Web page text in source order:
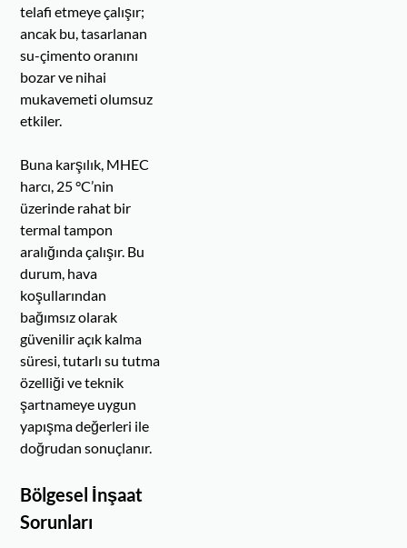
telafi etmeye çalışır;
ancak bu, tasarlanan
su-çimento oranını
bozar ve nihai
mukavemeti olumsuz
etkiler.
Buna karşılık, MHEC
harcı, 25 °C’nin
üzerinde rahat bir
termal tampon
aralığında çalışır. Bu
durum, hava
koşullarından
bağımsız olarak
güvenilir açık kalma
süresi, tutarlı su tutma
özelliği ve teknik
şartnameye uygun
yapışma değerleri ile
doğrudan sonuçlanır.
Bölgesel İnşaat
Sorunları